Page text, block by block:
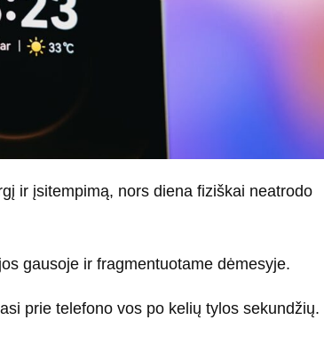
ir įsitempimą, nors diena fiziškai neatrodo
gausoje ir fragmentuotame dėmesyje.
prie telefono vos po kelių tylos sekundžių.